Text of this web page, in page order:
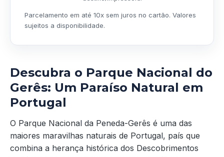
Parcelamento em até 10x sem juros no cartão. Valores
sujeitos a disponibilidade.
Descubra o Parque Nacional do
Gerês: Um Paraíso Natural em
Portugal
O Parque Nacional da Peneda-Gerês é uma das
maiores maravilhas naturais de Portugal, país que
combina a herança histórica dos Descobrimentos